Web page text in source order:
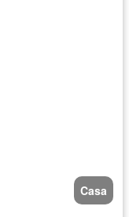
Casa